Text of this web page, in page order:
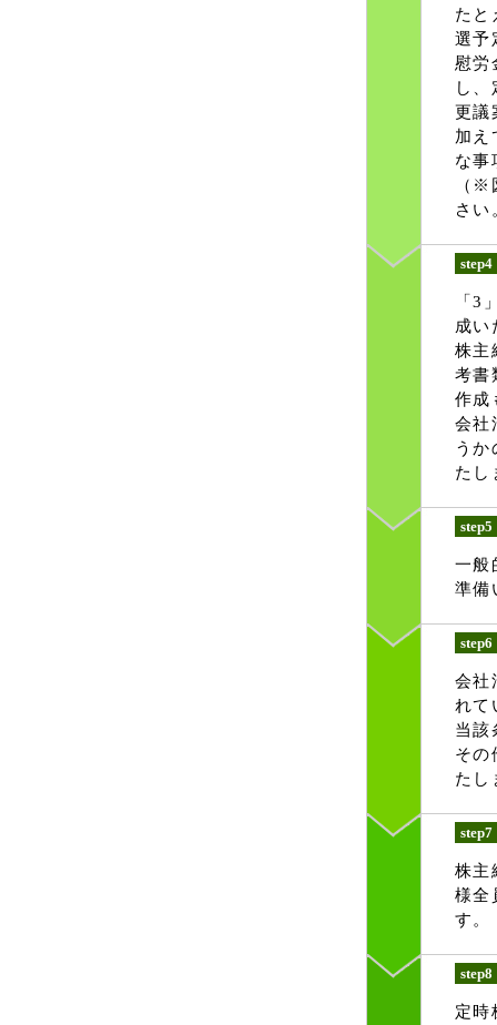
たと
選予
慰労
し
更議
加え
な事
（※
さい
step4
「3
成い
株主
考書
作成
会社
うか
たし
step5
一般
準備
step6
会社
れて
当該
その
たし
step7
株主
様全
す。
step8
定時